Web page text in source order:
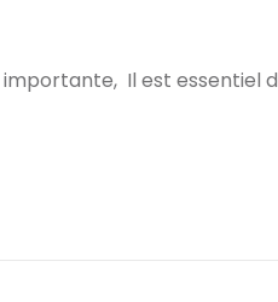
Il est essentiel